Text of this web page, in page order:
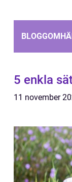
5 enkla
11 november